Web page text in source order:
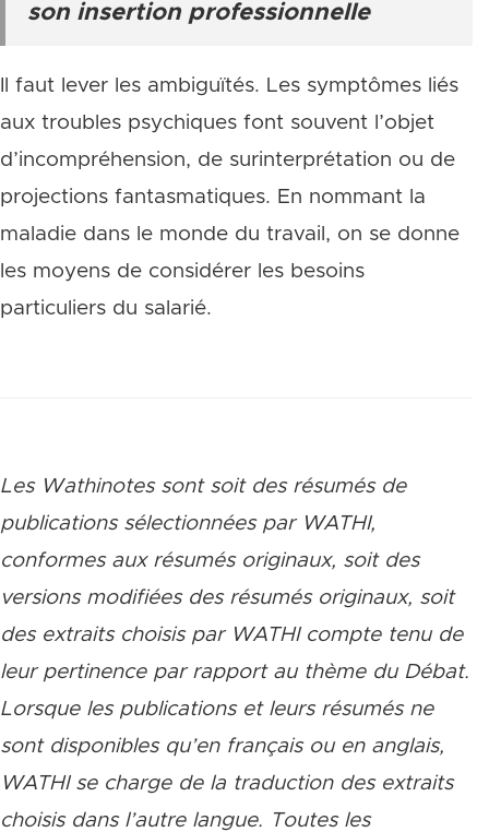
son insertion professionnelle
Il faut lever les ambiguïtés. Les symptômes liés
aux troubles psychiques font souvent l’objet
d’incompréhension, de surinterprétation ou de
projections fantasmatiques. En nommant la
maladie dans le monde du travail, on se donne
les moyens de considérer les besoins
particuliers du salarié.
Les Wathinotes sont soit des résumés de
publications sélectionnées par WATHI,
conformes aux résumés originaux, soit des
versions modifiées des résumés originaux, soit
des extraits choisis par WATHI compte tenu de
leur pertinence par rapport au thème du Débat.
Lorsque les publications et leurs résumés ne
sont disponibles qu’en français ou en anglais,
WATHI se charge de la traduction des extraits
choisis dans l’autre langue. Toutes les